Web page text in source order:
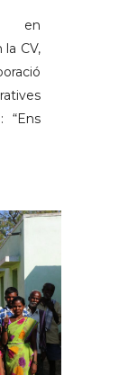
en
CV,
“Ens